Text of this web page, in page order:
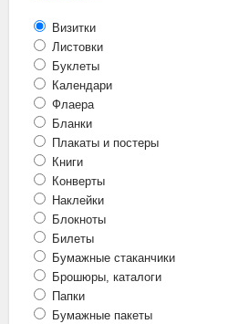
Визитки
Листовки
Буклеты
Календари
Флаера
Бланки
Плакаты и постеры
Книги
Конверты
Наклейки
Блокноты
Билеты
Бумажные стаканчики
Брошюры, каталоги
Папки
Бумажные пакеты